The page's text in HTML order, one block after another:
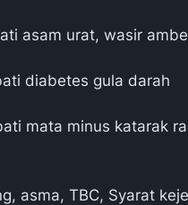
asam urat, wasir
diabetes gula darah
mata minus katarak
asma, TBC, Syarat